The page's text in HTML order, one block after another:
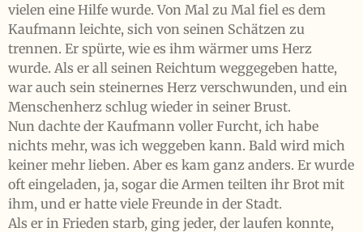
vielen eine Hilfe wurde. Von Mal zu Mal fiel es dem
Kaufmann leichte, sich von seinen Schätzen zu
trennen. Er spürte, wie es ihm wärmer ums Herz
wurde. Als er all seinen Reichtum weggegeben hatte,
war auch sein steinernes Herz verschwunden, und ein
Menschenherz schlug wieder in seiner Brust.
Nun dachte der Kaufmann voller Furcht, ich habe
nichts mehr, was ich weggeben kann. Bald wird mich
keiner mehr lieben. Aber es kam ganz anders. Er wurde
oft eingeladen, ja, sogar die Armen teilten ihr Brot mit
ihm, und er hatte viele Freunde in der Stadt.
Als er in Frieden starb, ging jeder, der laufen konnte,